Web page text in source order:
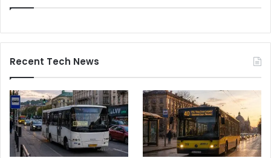
Recent Tech News